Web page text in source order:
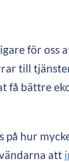
för
till
bättre
hur
att